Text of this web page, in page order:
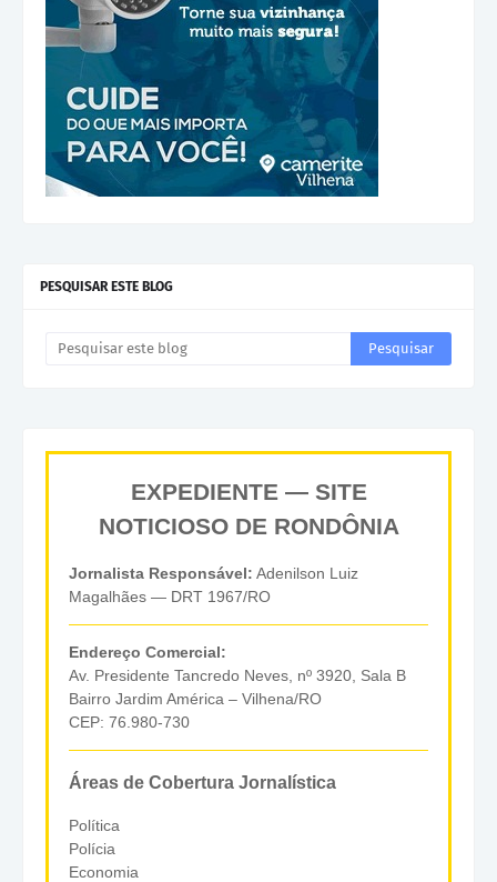
PESQUISAR ESTE BLOG
EXPEDIENTE — SITE
NOTICIOSO DE RONDÔNIA
Jornalista Responsável: Adenilson Luiz
Magalhães — DRT 1967/RO
Endereço Comercial:
Av. Presidente Tancredo Neves, nº 3920, Sala B
Bairro Jardim América – Vilhena/RO
CEP: 76.980-730
Áreas de Cobertura Jornalística
Política
Polícia
Economia